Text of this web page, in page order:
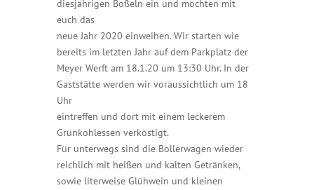
diesjährigen Boßeln ein und möchten mit
euch das
neue Jahr 2020 einweihen. Wir starten wie
bereits im letzten Jahr auf dem Parkplatz der
Meyer Werft am 18.1.20 um 13:30 Uhr. In der
Gaststätte werden wir voraussichtlich um 18
Uhr
eintreffen und dort mit einem leckerem
Grünkohlessen verköstigt.
Für unterwegs sind die Bollerwagen wieder
reichlich mit heißen und kalten Getränken,
sowie literweise Glühwein und kleinen